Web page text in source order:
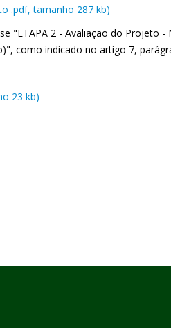
.pdf, tamanho 287 kb)
"ETAPA 2 - Avaliação do Projeto -
como indicado no artigo 7,
23 kb)